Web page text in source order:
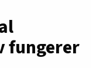
fungerer